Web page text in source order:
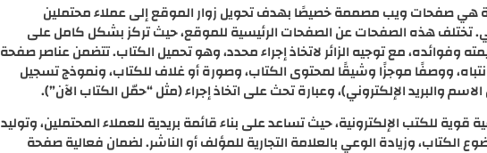
هي صفحات ويب مصممة خصيصًا بهدف تحويل زوار الموقع إلى عملاء محتملين
تختلف هذه الصفحات عن الصفحات الرئيسية للموقع، حيث تركز بشكل كامل على
وفوائده، مع توجيه الزائر لاتخاذ إجراء محدد، وهو تحميل الكتاب. تتضمن عناصر صفحة
ووصفًا موجزًا وشيقًا لمحتوى الكتاب، وصورة أو غلاف للكتاب، ونموذج تسجيل
والبريد الإلكتروني)، وعبارة تحث على اتخاذ إجراء (مثل “حمّل الكتاب الآن”).
للكتب الإلكترونية، حيث تساعد على بناء قائمة بريدية للعملاء المحتملين، وتوليد
الكتاب، وزيادة الوعي بالعلامة التجارية للمؤلف أو الناشر. لضمان فعالية صفحة